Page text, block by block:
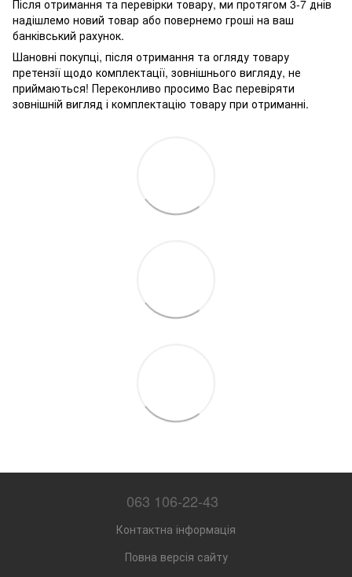
Після отримання та перевірки товару, ми протягом 3-7 днів
надішлемо новий товар або повернемо гроші на ваш
банківський рахунок.
Шановні покупці, після отримання та огляду товару
претензії щодо комплектації, зовнішнього вигляду, не
приймаються! Переконливо просимо Вас перевіряти
зовнішній вигляд і комплектацію товару при отриманні.
063 106-22-43
Контактна інформація
Повна версія сайту